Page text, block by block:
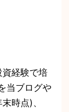
経験で培
当ブログや
時点)、